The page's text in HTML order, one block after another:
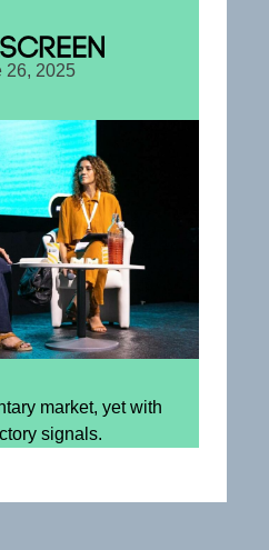
26, 2025
market, yet with
signals.